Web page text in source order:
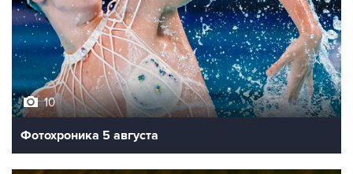
10
Фотохроника 5 августа